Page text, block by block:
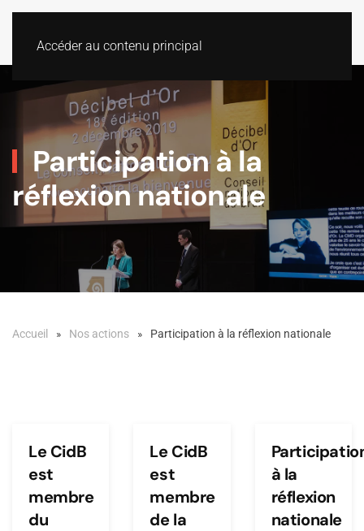
Accéder au contenu principal
Participation à la
réflexion nationale
Accueil Nos actions Participation à la réflexion nationale
Le CidB
est
membre
du
Le CidB
est
membre
de la
à la
réflexion
nationale